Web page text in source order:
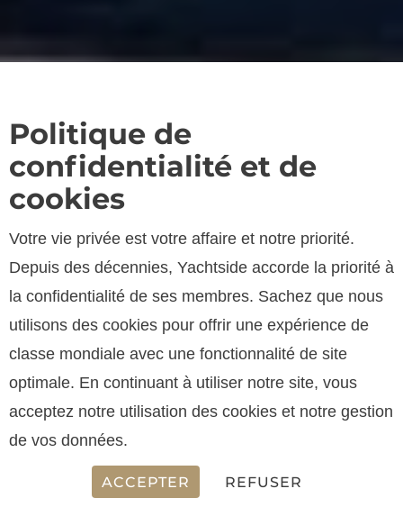
SPECIFICATIONS
LONGUEUR
24.00 m
Politique de
confidentialité et de
cookies
Votre vie privée est votre affaire et notre priorité.
Depuis des décennies, Yachtside accorde la priorité à
la confidentialité de ses membres. Sachez que nous
utilisons des cookies pour offrir une expérience de
classe mondiale avec une fonctionnalité de site
optimale. En continuant à utiliser notre site, vous
acceptez notre utilisation des cookies et notre gestion
de vos données.
ACCEPTER REFUSER